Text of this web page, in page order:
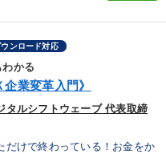
ウンロード対応
かる
業変革入門》
タルシフトウェーブ 代表取締
だけで終わっている！お金をか